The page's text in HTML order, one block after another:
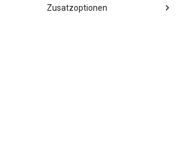
Zusatzoptionen